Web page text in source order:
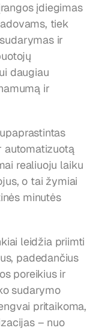
įdiegimas
tiek
ir
daugiau
ir
automatizuotą
realiuoju laiku
o tai žymiai
minutės
leidžia priimti
padedančius
poreikius ir
sudarymo
pritaikoma,
– nuo